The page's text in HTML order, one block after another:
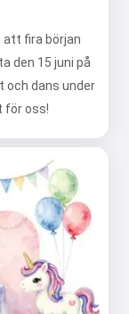
att fira början
den 15 juni på
och dans under
för oss!